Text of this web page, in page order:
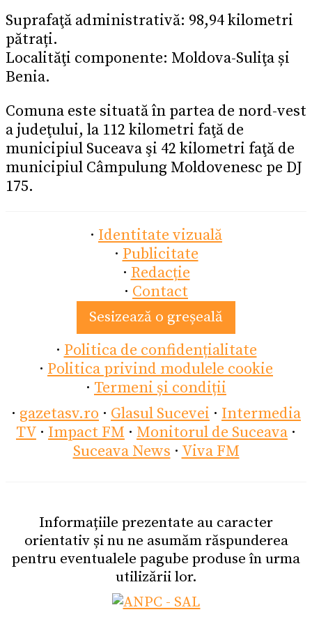
Suprafaţă administrativă: 98,94 kilometri
pătrați.
Localităţi componente: Moldova-Suliţa și
Benia.
Comuna este situată în partea de nord-vest
a judeţului, la 112 kilometri faţă de
municipiul Suceava şi 42 kilometri faţă de
municipiul Câmpulung Moldovenesc pe DJ
175.
· Identitate vizuală
· Publicitate
· Redacție
· Contact
Sesizează o greșeală
· Politica de confidențialitate
· Politica privind modulele cookie
· Termeni și condiții
· gazetasv.ro · Glasul Sucevei · Intermedia
TV · Impact FM · Monitorul de Suceava ·
Suceava News · Viva FM
Informațiile prezentate au caracter
orientativ și nu ne asumăm răspunderea
pentru eventualele pagube produse în urma
utilizării lor.